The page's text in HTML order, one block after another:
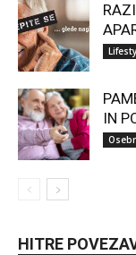
IN
HITRE